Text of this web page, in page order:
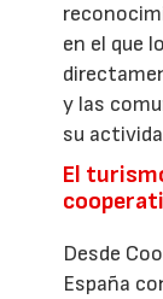
en el que
y las
su
El
Desde
España